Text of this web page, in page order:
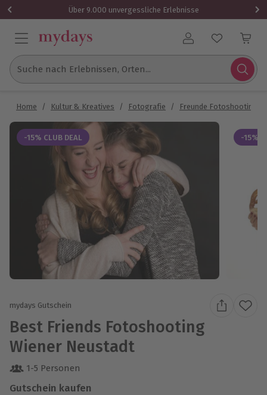
Über 9.000 unvergessliche Erlebnisse
Benutzerkonto
Suche nach Erlebnissen, Orten...
Home / Kultur & Kreatives / Fotografie / Freunde Fotoshooting
-15% CLUB DEAL -15%
mydays Gutschein
Best Friends Fotoshooting
Wiener Neustadt
1-5 Personen
Gutschein kaufen